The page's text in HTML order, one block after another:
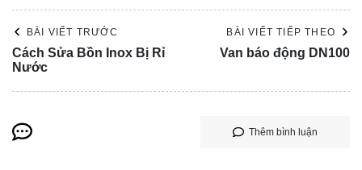
BÀI VIẾT TRƯỚC
Cách Sửa Bồn Inox Bị Rỉ
Nước
BÀI VIẾT TIẾP THEO
Van báo động DN100
Thêm bình luận